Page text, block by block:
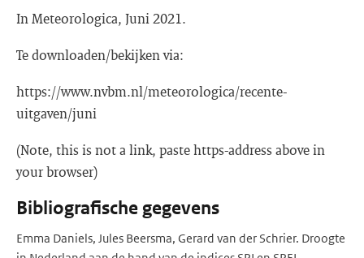
In Meteorologica, Juni 2021.
Te downloaden/bekijken via:
https://www.nvbm.nl/meteorologica/recente-
uitgaven/juni
(Note, this is not a link, paste https-address above in
your browser)
Bibliografische gegevens
Emma Daniels, Jules Beersma, Gerard van der Schrier. Droogte